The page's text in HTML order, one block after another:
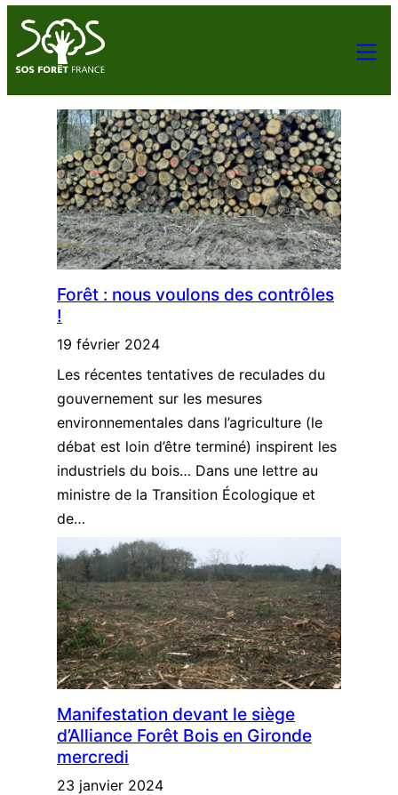
Forêt : nous voulons des contrôles
!
19 février 2024
Les récentes tentatives de reculades du
gouvernement sur les mesures
environnementales dans l’agriculture (le
débat est loin d’être terminé) inspirent les
industriels du bois… Dans une lettre au
ministre de la Transition Écologique et
de…
Manifestation devant le siège
d’Alliance Forêt Bois en Gironde
mercredi
23 janvier 2024